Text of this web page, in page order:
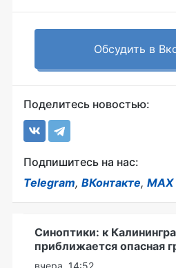
Обсудить в
Поделитесь новостью:
Подпишитесь на нас:
Telegram, ВКонтакте, MAX
Синоптики: к
приближается опасная
вчера, 14:52